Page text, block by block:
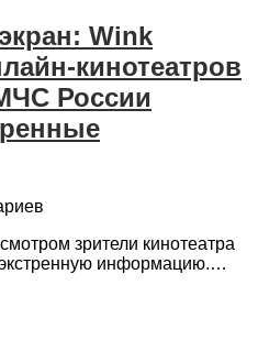
Wink
кинотеатров
России
зрители кинотеатра
информацию.…